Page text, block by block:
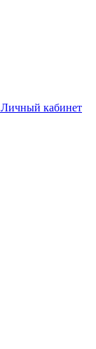
Личный кабинет